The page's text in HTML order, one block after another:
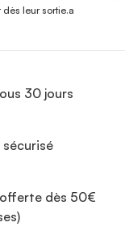
leur sortie.a
30 jours
dès 50€